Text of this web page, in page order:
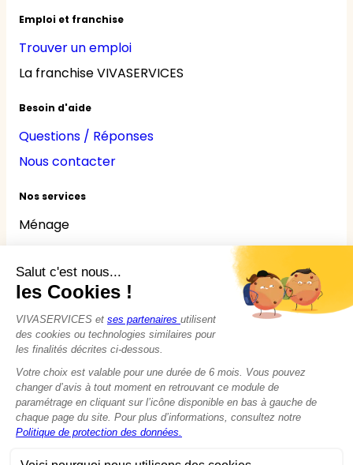
Emploi et franchise
Trouver un emploi
La franchise VIVASERVICES
Besoin d'aide
Questions / Réponses
Nous contacter
Nos services
Ménage
Jardinage
Bricolage
Nounou
Seniors
Handicaps
© 2015 - 2026VIVASERVICES
Modifier vos préférences en matière de cookies